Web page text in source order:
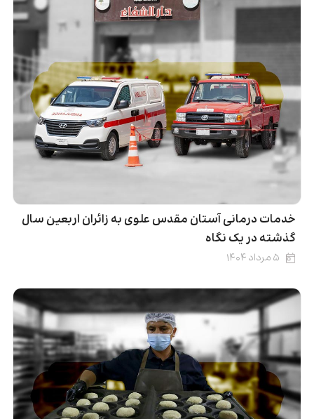
خدمات درمانی آستان مقدس علوی به زائران اربعین سال
گذشته در یک نگاه
۵ مرداد ۱۴۰۴